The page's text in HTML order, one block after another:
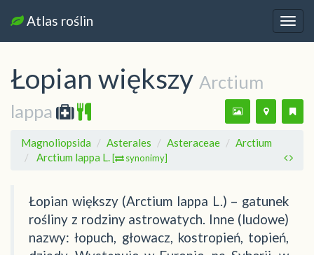
Atlas roślin
Łopian większy Arctium
lappa
Magnoliopsida Asterales Asteraceae
Arctium
Arctium lappa L. [ synonimy]
Łopian większy (Arctium lappa L.) – gatunek
rośliny z rodziny astrowatych. Inne (ludowe)
nazwy: łopuch, głowacz, kostropień, topień,